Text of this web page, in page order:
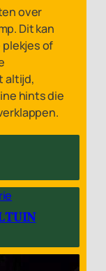
over
Dit kan
of
altijd,
hints die